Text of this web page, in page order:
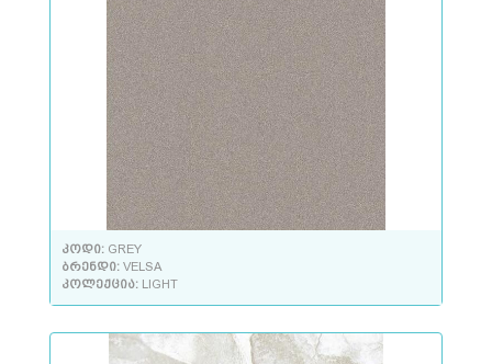
კოდი: GREY
ბრენდი: VELSA
კოლექცია: LIGHT